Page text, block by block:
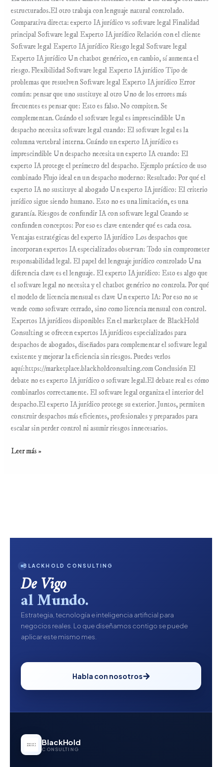
estructurados.El otro trabaja con lenguaje natural controlado.
Comparativa directa: experto IA jurídico vs software legal Finalidad
principal Software legal Experto IA jurídico Relación con el cliente
Software legal Experto IA jurídico Riesgo legal Software legal
Experto IA jurídico Un chatbot genérico, en cambio, sí aumenta el
riesgo. Flexibilidad Software legal Experto IA jurídico Tipo de
problemas que resuelven Software legal Experto IA jurídico Error
común: pensar que uno sustituye al otro Uno de los errores más
frecuentes es pensar que: Esto es falso. No compiten. Se
complementan. Cuándo el software legal es imprescindible Un
despacho necesita software legal cuando: El software legal es la
columna vertebral interna. Cuándo un experto IA jurídico es
imprescindible Un despacho necesita un experto IA cuando: El
experto IA protege el perímetro del despacho. Ejemplo práctico de uso
combinado Flujo ideal en un despacho moderno: Resultado: Por qué el
experto IA no sustituye al abogado Un experto IA jurídico: El criterio
jurídico sigue siendo humano. Esto no es una limitación, es una
garantía. Riesgos de confundir IA con software legal Cuando se
confunden conceptos: Por eso es clave entender qué es cada cosa.
Ventajas estratégicas del experto IA jurídico Los despachos que
incorporan expertos IA especializados observan: Todo sin comprometer
responsabilidad legal. El papel del lenguaje jurídico controlado Una
diferencia clave es el lenguaje. El experto IA jurídico: Esto es algo que
el software legal no necesita y el chatbot genérico no controla. Por qué
el modelo de licencia mensual es clave Un experto IA: Por eso no se
vende como software cerrado, sino como licencia mensual con control.
Expertos IA jurídicos disponibles En el marketplace de BlackHold
Consulting se ofrecen expertos IA jurídicos especializados para
despachos de abogados, diseñados para complementar el software legal
existente y mejorar la eficiencia sin riesgos. Puedes verlos
aquí:https://marketplace.blackholdconsulting.com Conclusión El
debate no es experto IA jurídico o software legal.El debate real es cómo
combinarlos correctamente. El software legal organiza el interior del
despacho.El experto IA jurídico protege su exterior. Juntos, permiten
construir despachos más eficientes, profesionales y preparados para
escalar sin perder control ni asumir riesgos innecesarios.
Leer más »
BLACKHOLD CONSULTING
De Vigo
al Mundo.
Estrategia, tecnología e inteligencia artificial para
negocios reales. Lo que diseñamos contigo se puede
aplicar este mismo mes.
Habla con nosotros
BlackHold
CONSULTING